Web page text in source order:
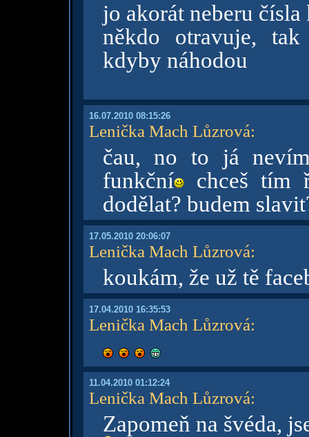
jo akorát neberu
někdo otravuje,
kdyby náhodou
16.07.2010 08:15:26
Lenička Mach Lůzrová:
čau, no to já
funkční chceš tím
dodělat? budem
17.05.2010 20:06:07
Lenička Mach Lůzrová:
koukám, že už tě
17.04.2010 16:35:53
Lenička Mach Lůzrová:
11.04.2010 01:12:24
Lenička Mach Lůzrová:
Zapomeň na švéda,